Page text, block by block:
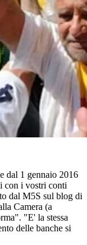
dal 1 gennaio 2016
con i vostri conti
dal M5S sul blog di
Camera (a
"E' la stessa
delle banche si